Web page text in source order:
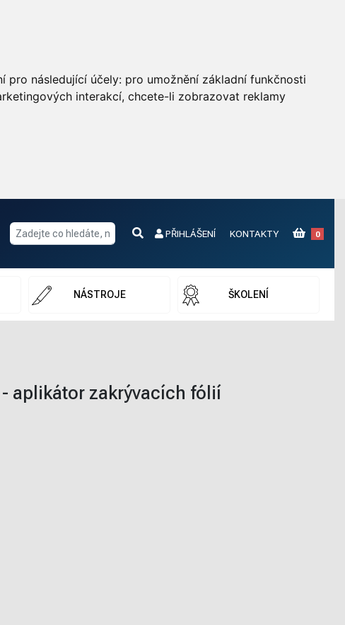
pro následující účely: pro umožnění základní funkčnosti
interakcí, chcete-li zobrazovat reklamy
PŘIHLÁŠENÍ KONTAKTY 0
NÁSTROJE ŠKOLENÍ
aplikátor zakrývacích fólií